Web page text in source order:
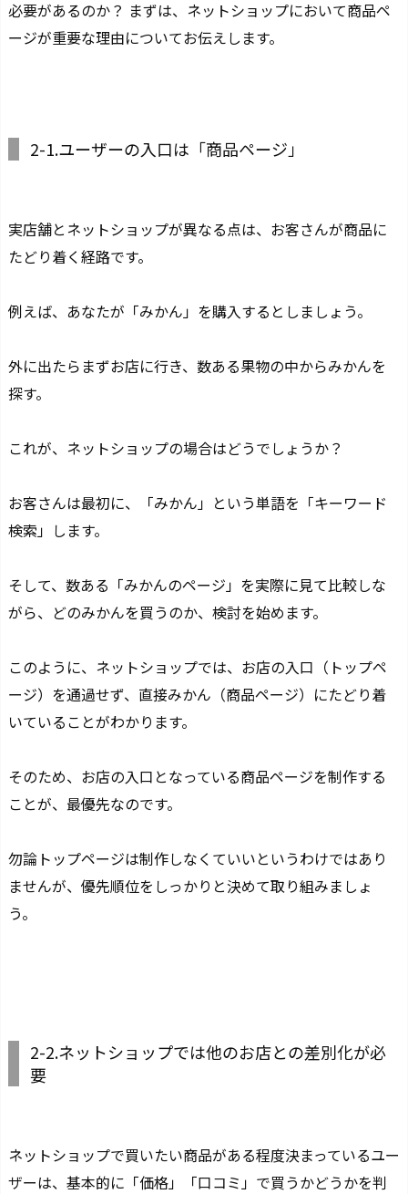
必要があるのか？ まずは、ネットショップにおいて商品ペ
ージが重要な理由についてお伝えします。
2-1.ユーザーの入口は「商品ページ」
実店舗とネットショップが異なる点は、お客さんが商品に
たどり着く経路です。
例えば、あなたが「みかん」を購入するとしましょう。
外に出たらまずお店に行き、数ある果物の中からみかんを
探す。
これが、ネットショップの場合はどうでしょうか？
お客さんは最初に、「みかん」という単語を「キーワード
検索」します。
そして、数ある「みかんのページ」を実際に見て比較しな
がら、どのみかんを買うのか、検討を始めます。
このように、ネットショップでは、 お店の入口（トップペ
ージ）を通過せず、直接みかん（商品ページ）にたどり着
いていることがわかります。
そのため、お店の入口となっている商品ページを制作する
ことが、最優先なのです。
勿論トップページは制作しなくていいというわけではあり
ませんが、優先順位をしっかりと決めて取り組みましょ
う。
2-2.ネットショップでは他のお店との差別化が必
要
ネットショップで買いたい商品がある程度決まっているユー
ザーは、基本的に「価格」「口コミ」で買うかどうかを判